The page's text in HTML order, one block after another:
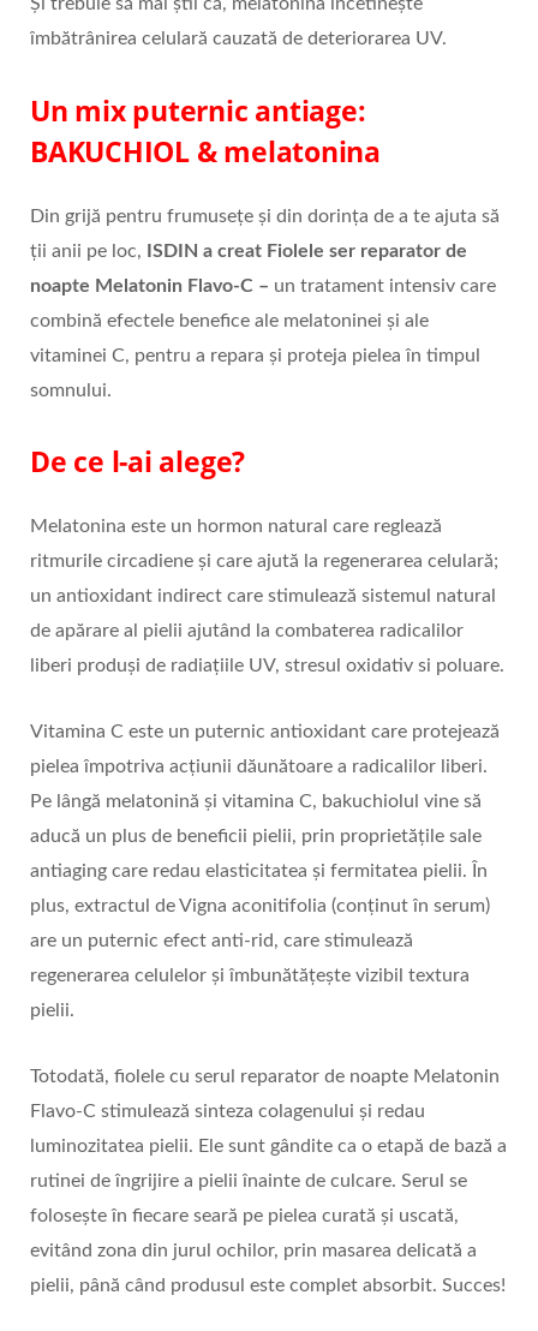
Și trebuie să mai știi că, melatonina încetinește
îmbătrânirea celulară cauzată de deteriorarea UV.
Un mix puternic antiage:
BAKUCHIOL & melatonina
Din grijă pentru frumusețe și din dorința de a te ajuta să
ții anii pe loc,
ISDIN a creat Fiolele ser reparator de
noapte Melatonin Flavo-C – un tratament intensiv care
combină efectele benefice ale melatoninei și ale
vitaminei C, pentru a repara și proteja pielea în timpul
somnului.
De ce l-ai alege?
Melatonina este un hormon natural care reglează
ritmurile circadiene și care ajută la regenerarea celulară;
un antioxidant indirect care stimulează sistemul natural
de apărare al pielii ajutând la combaterea radicalilor
liberi produși de radiațiile UV, stresul oxidativ si poluare.
Vitamina C este un puternic antioxidant care protejează
pielea împotriva acțiunii dăunătoare a radicalilor liberi.
Pe lângă melatonină și vitamina C, bakuchiolul vine să
aducă un plus de beneficii pielii, prin proprietățile sale
antiaging care redau elasticitatea și fermitatea pielii. În
plus, extractul de Vigna aconitifolia (conținut în serum)
are un puternic efect anti-rid, care stimulează
regenerarea celulelor și îmbunătățește vizibil textura
pielii.
Totodată, fiolele cu serul reparator de noapte Melatonin
Flavo-C stimulează sinteza colagenului și redau
luminozitatea pielii. Ele sunt gândite ca o etapă de bază a
rutinei de îngrijire a pielii înainte de culcare. Serul se
folosește în fiecare seară pe pielea curată și uscată,
evitând zona din jurul ochilor, prin masarea delicată a
pielii, până când produsul este complet absorbit. Succes!